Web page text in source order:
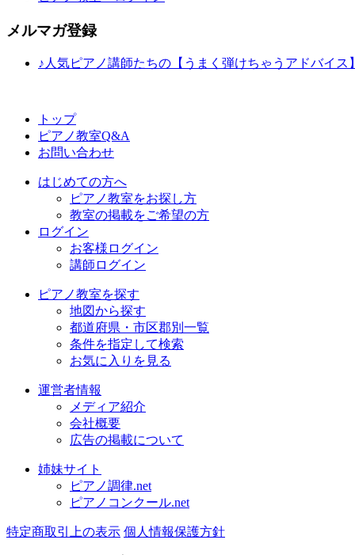
メルマガ登録
♪人気ピアノ講師たちの【うまく弾けちゃうアドバイス
トップ
ピアノ教室Q&A
お問い合わせ
はじめての方へ
ピアノ教室をお探し方
教室の掲載をご希望の方
ログイン
お客様ログイン
講師ログイン
ピアノ教室を探す
地図から探す
都道府県・市区郡別一覧
条件を指定して検索
お気に入りを見る
運営者情報
メディア紹介
会社概要
広告の掲載について
姉妹サイト
ピアノ調律.net
ピアノコンクール.net
特定商取引上の表示 個人情報保護方針